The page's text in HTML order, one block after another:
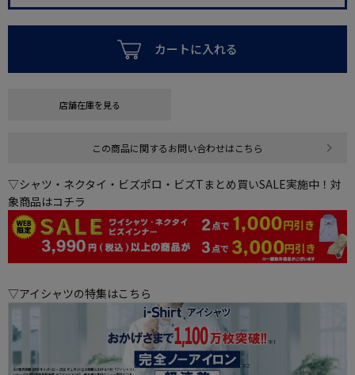
カートに入れる
店舗在庫を見る
この商品に関するお問い合わせはこちら
▽シャツ・ネクタイ・ビズポロ・ビズTまとめ買いSALE実施中！対
象商品はコチラ
▽アイシャツの特集はこちら